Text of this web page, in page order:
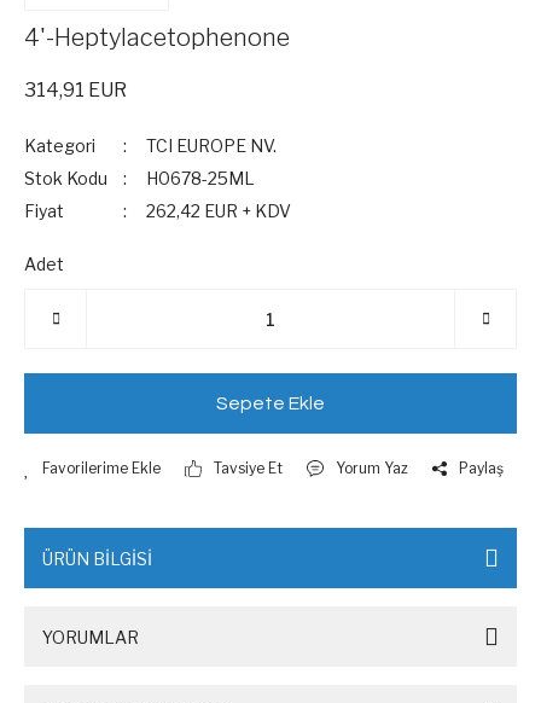
4'-Heptylacetophenone
314,91 EUR
Kategori
TCI EUROPE NV.
Stok Kodu
H0678-25ML
Fiyat
262,42 EUR + KDV
Adet
Sepete Ekle
Tavsiye Et Yorum Yaz Paylaş
ÜRÜN BİLGİSİ
YORUMLAR